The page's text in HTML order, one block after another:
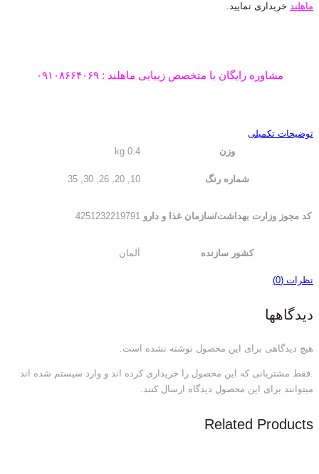
ماهلند خریداری نمایید.
مشاوره رایگان با متخصص زیبایی ماهلند : ۰۹۱۰۸۶۶۴۰۶۹
توضیحات تکمیلی
وزن
0.4 kg
شماره رنگ 10, 20, 26, 30, 35
کد مجوز وزارت بهداشت/سازمان غذا و دارو 4251232219791
کشور سازنده آلمان
نظرات (0)
دیدگاهها
هیچ دیدگاهی برای این محصول نوشته نشده است.
.فقط مشتریانی که این محصول را خریداری کرده اند و وارد سیستم شده اند
میتوانند برای این محصول دیدگاه ارسال کنند.
Related Products